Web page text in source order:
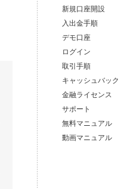
新規口座開設
入出金手順
デモ口座
ログイン
取引手順
キャッシュバック
金融ライセンス
サポート
無料マニュアル
動画マニュアル